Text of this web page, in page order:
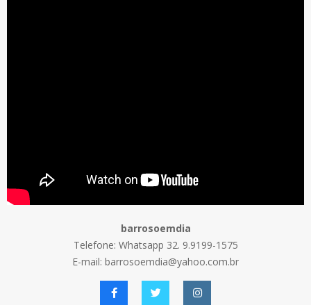
barrosoemdia
Telefone: Whatsapp 32. 9.9199-1575
E-mail: barrosoemdia@yahoo.com.br